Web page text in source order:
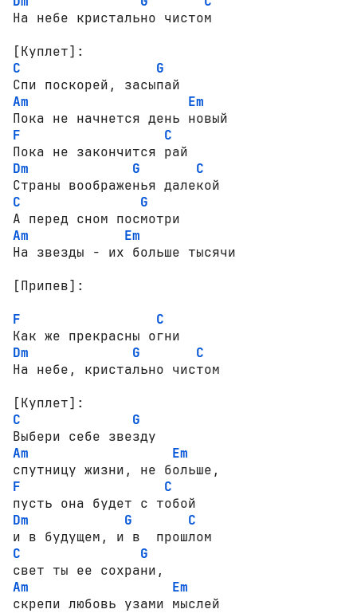
[Куплет]:
C
G
Am
Em
F
C
Dm
G
C
C
G
Am
Em
На звезды - их больше тысячи
[Припев]:
F
C
Dm
G
C
[Куплет]:
C
G
Am
Em
F
C
Dm
G
C
C
G
Am
Em
скрепи любовь узами мыслей